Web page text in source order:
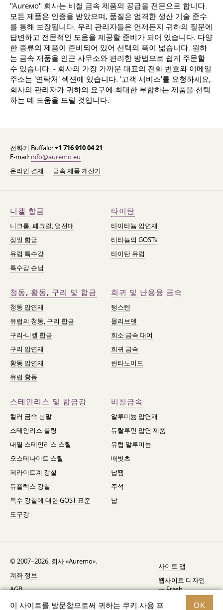
이 사이트를 방문함으로써 귀하는 쿠키 사용 프 OK
"Aureмо" 회사는 비철 금속 제품의 공급을 전문으로 합니다.
모든 제품은 인증을 받았으며, 품질은 엄격한 생산 기술 준수
를 통해 보장됩니다. 우리 관리자들은 언제든지 귀하의 질문에
답변하고 전문적인 도움을 제공할 준비가 되어 있습니다. 다양
한 종류의 제품이 준비되어 있어 선택의 폭이 넓습니다. 원하
는 금속 제품을 인근 사무소와 편리한 방법으로 쉽게 주문할
수 있습니다. - 회사의 가장 가까운 대표의 전화 번호와 이메일
주소는 '연락처' 섹션에 있습니다. '고객 서비스'를 요청하세요,
회사의 관리자가 귀하의 요구에 최대한 부합하는 제품을 선택
하는 데 도움을 드릴 것입니다.
전화기 Buffalo:+1 716 910 04 21
E-mail: info@auremo.eu
온라인 결제
금속 제품 계산기
니켈 합금
니크롬, 페크랄, 열전대
정밀 합금
유럽 특수강
특수강 손님
타이탄
타이타늄 압연재
티타늄의 GOSTs
타이탄 유럽
청동, 황동, 구리 및 합금
청동 압연재
유럽의 청동, 구리 합금
구리-니켈 합금
구리 압연재
황동 압연재
유럽 황동
희귀 및 난용융 금속
텅스텐
몰리브덴
희소 금속 대여
희귀 금속
란타노이드
스테인리스 및 합금강
컬러 금속 분말
스테인리스 롤링
내열 스테인리스 스틸
오스테나이트 스틸
페라이트계 강철
듀플렉스 강철
특수 강철에 대한 GOST 표준
도구강
비철금속
알루미늄 압연재
듀랄루민 압연 제품
유럽 알루미늄
배빗츠
납땜
주석
납
© 2007–2026. 회사 «Auremo».
계좌 정보
AGB
리콜 통지
사이트 맵
웹사이트 디자인
—Fresh